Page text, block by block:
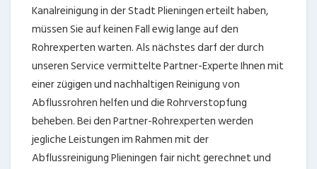
Kanalreinigung in der Stadt Plieningen erteilt haben,
müssen Sie auf keinen Fall ewig lange auf den
Rohrexperten warten. Als nächstes darf der durch
unseren Service vermittelte Partner-Experte Ihnen mit
einer zügigen und nachhaltigen Reinigung von
Abflussrohren helfen und die Rohrverstopfung
beheben. Bei den Partner-Rohrexperten werden
jegliche Leistungen im Rahmen mit der
Abflussreinigung Plieningen fair nicht gerechnet und